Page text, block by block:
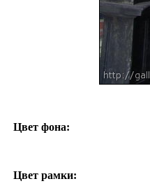
Цвет фона:
Цвет рамки: